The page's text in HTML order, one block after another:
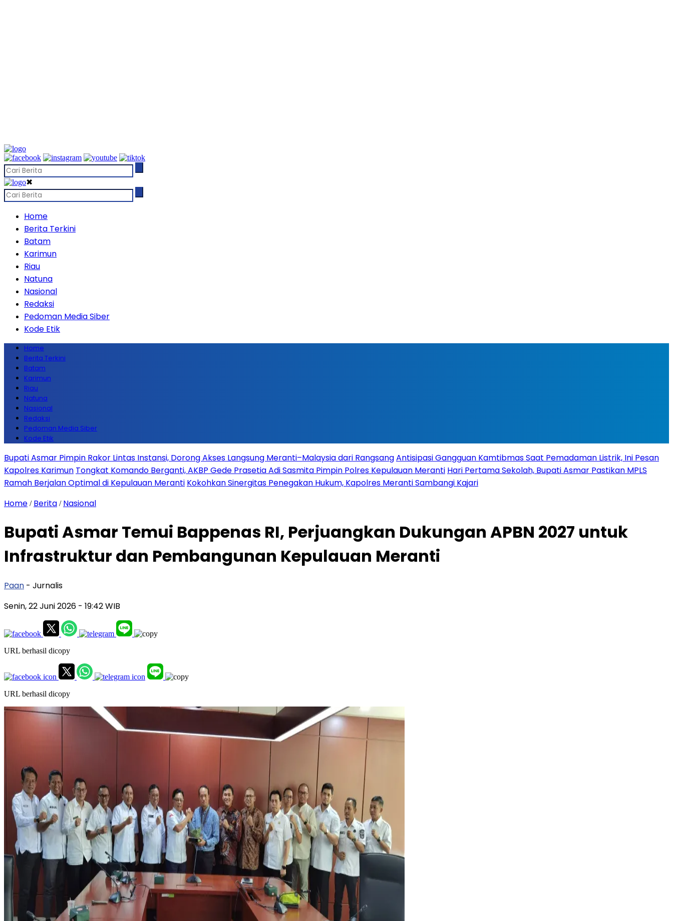
✖
Home
Berita Terkini
Batam
Karimun
Riau
Natuna
Nasional
Redaksi
Pedoman Media Siber
Kode Etik
Home
Berita Terkini
Batam
Karimun
Riau
Natuna
Nasional
Redaksi
Pedoman Media Siber
Kode Etik
Bupati Asmar Pimpin Rakor Lintas Instansi, Dorong Akses Langsung Meranti–Malaysia dari RangsangAntisipasi Gangguan Kamtibmas Saat Pemadaman Listrik, Ini Pesan
Kapolres Karimun Tongkat Komando Berganti, AKBP Gede Prasetia Adi Sasmita Pimpin Polres Kepulauan Meranti Hari Pertama Sekolah, Bupati Asmar Pastikan MPLS
Ramah Berjalan Optimal di Kepulauan Meranti Kokohkan Sinergitas Penegakan Hukum, Kapolres Meranti Sambangi Kajari
Home / Berita / Nasional
Bupati Asmar Temui Bappenas RI, Perjuangkan Dukungan APBN 2027 untuk
Infrastruktur dan Pembangunan Kepulauan Meranti
Paan - Jurnalis
Senin, 22 Juni 2026 - 19:42 WIB
URL berhasil dicopy
URL berhasil dicopy